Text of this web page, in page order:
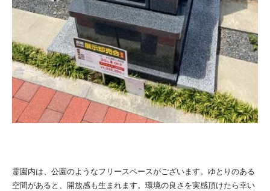
霊園内は、公園のようなフリースペースがございます。ゆとりのある
空間があると、開放感も生まれます。環境の良さを実感頂けたら幸い